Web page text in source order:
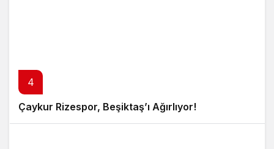
4
Çaykur Rizespor, Beşiktaş’ı Ağırlıyor!